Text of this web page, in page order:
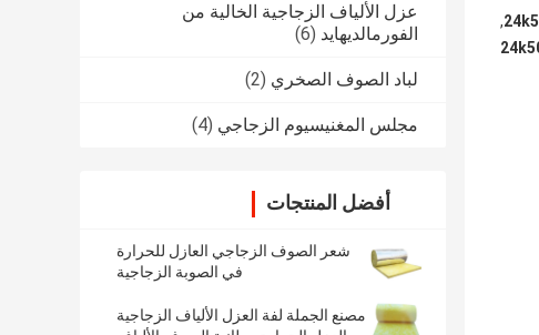
عزل الألياف الزجاجية الخالية من
الفورمالديهايد (6)
لباد الصوف الصخري (2)
مجلس المغنيسيوم الزجاجي (4)
أفضل المنتجات
شعر الصوف الزجاجي العازل للحرارة
في الصوبة الزجاجية
مصنع الجملة لفة العزل الألياف الزجاجية
,